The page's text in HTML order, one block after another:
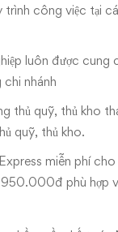
công việc tại
luôn được cung
nhánh
thủ quỹ, thủ kho
quỹ, thủ kho.
miễn phí
phù hợp